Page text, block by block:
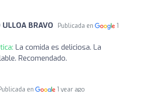
BRAVO Publicada en
1
La comida es deliciosa. La
Recomendado.
en 1 year ago